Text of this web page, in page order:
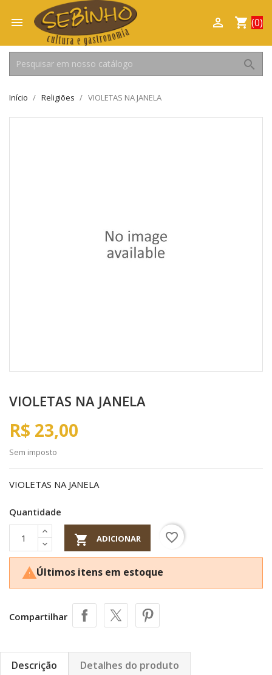
 shopping_cart (0)

search
Início Religiões VIOLETAS NA JANELA
VIOLETAS NA JANELA
R$ 23,00
Sem imposto
VIOLETAS NA JANELA
Quantidade
 ADICIONAR favorite_border
Últimos itens em estoque
Compartilhar
Descrição Detalhes do produto